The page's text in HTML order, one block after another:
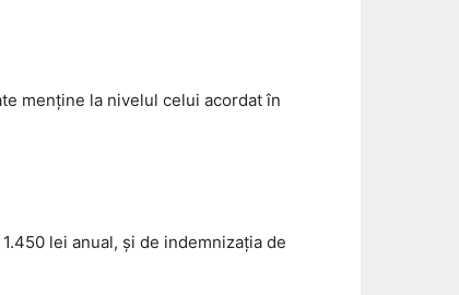
menţine la nivelul celui acordat în
lei anual, şi de indemnizaţia de